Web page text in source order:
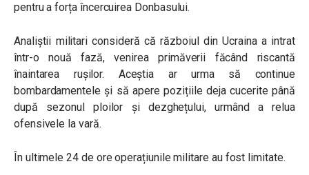
pentru a forța încercuirea Donbasului.
Analiștii militari consideră că războiul din Ucraina a intrat
într-o nouă fază, venirea primăverii făcând riscantă
înaintarea rușilor. Aceștia ar urma să continue
bombardamentele și să apere pozițiile deja cucerite până
după sezonul ploilor și dezghețului, urmând a relua
ofensivele la vară.
În ultimele 24 de ore operațiunile militare au fost limitate.